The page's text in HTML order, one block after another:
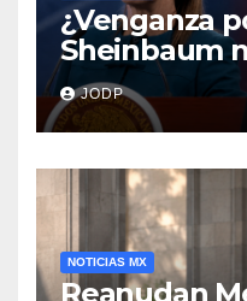
¿Venganza
Sheinbaum
negra en
Aguirre
JODP
NOTICIAS MX
Reanudan